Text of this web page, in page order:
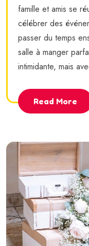
famille et amis se
célébrer des
passer du temps
salle à manger
intimidante, mais
Read More